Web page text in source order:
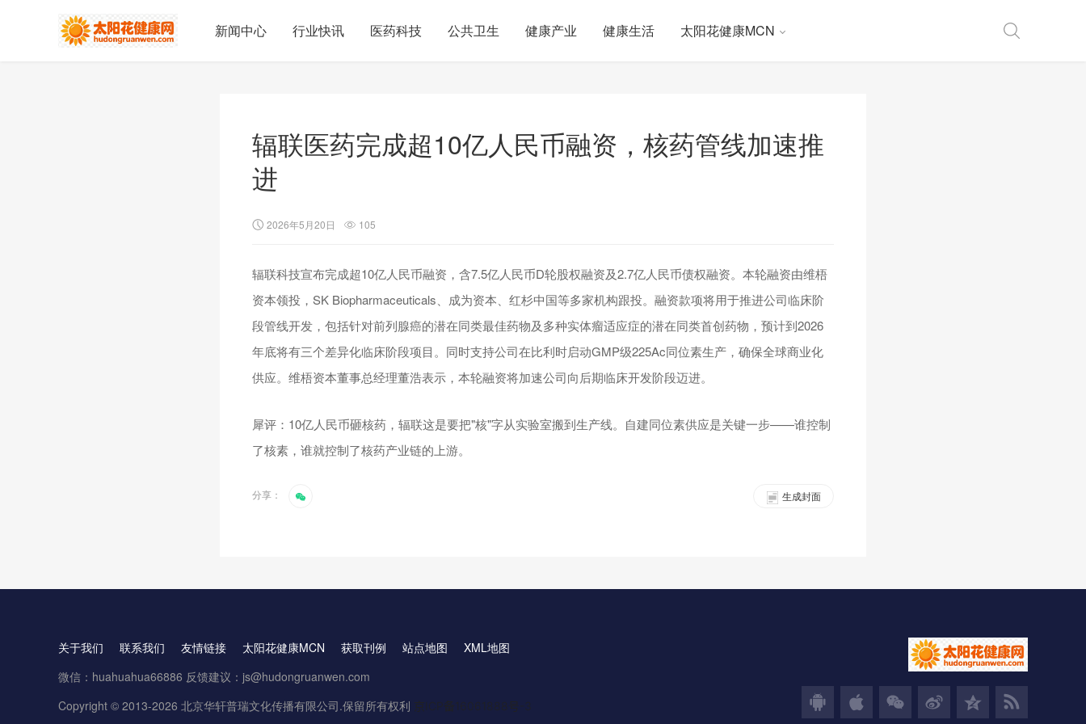
新闻中心 行业快讯 医药科技 公共卫生 健康产业 健康生活 太阳花健康MCN
辐联医药完成超10亿人民币融资，核药管线加速推
进
2026年5月20日 105
辐联科技宣布完成超10亿人民币融资，含7.5亿人民币D轮股权融资及2.7亿人民币债权融资。本轮融资由维梧
资本领投，SK Biopharmaceuticals、成为资本、红杉中国等多家机构跟投。融资款项将用于推进公司临床阶
段管线开发，包括针对前列腺癌的潜在同类最佳药物及多种实体瘤适应症的潜在同类首创药物，预计到2026
年底将有三个差异化临床阶段项目。同时支持公司在比利时启动GMP级225Ac同位素生产，确保全球商业化
供应。维梧资本董事总经理董浩表示，本轮融资将加速公司向后期临床开发阶段迈进。
犀评：10亿人民币砸核药，辐联这是要把"核"字从实验室搬到生产线。自建同位素供应是关键一步——谁控制
了核素，谁就控制了核药产业链的上游。
分享： 生成封面
关于我们 联系我们 友情链接 太阳花健康MCN 获取刊例 站点地图
XML地图
微信：huahuahua66886 反馈建议：js@hudongruanwen.com
Copyright © 2013-2026 北京华轩普瑞文化传播有限公司.保留所有权利 京ICP备16061888号-3